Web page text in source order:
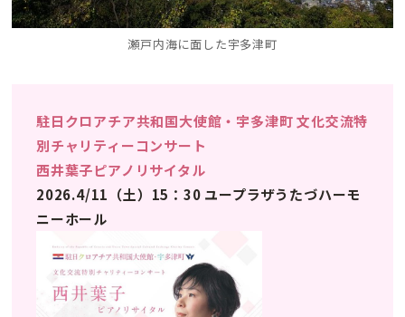
瀬戸内海に面した宇多津町
駐日クロアチア共和国大使館・宇多津町 文化交流特
別チャリティーコンサート
西井葉子ピアノリサイタル
2026.4/11（土）15：30 ユープラザうたづハーモ
ニーホール